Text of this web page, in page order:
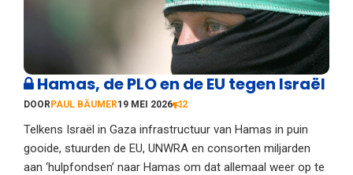
Hamas, de PLO en de EU tegen Israël
DOORPAUL BÄUMER19 MEI 2026 2
Telkens Israël in Gaza infrastructuur van Hamas in puin
gooide, stuurden de EU, UNWRA en consorten miljarden
aan ‘hulpfondsen’ naar Hamas om dat allemaal weer op te